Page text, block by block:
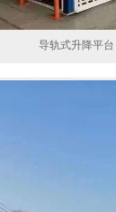
导轨式升降平台